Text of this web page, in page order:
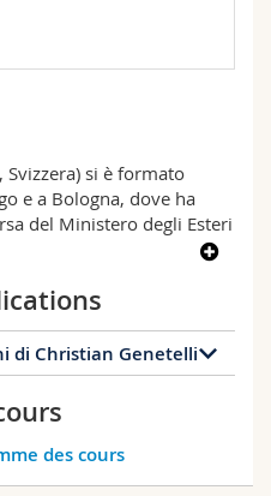
Svizzera) si è formato
e a Bologna, dove ha
del Ministero degli Esteri
Federale, ha svolto attività
è «commissario» di
di Bellinzona. I suoi
interpretazione e
storia della
epistolografia, ecc.) sono
alla contemporaneità,
per figure
di Christian Genetelli
2023
des cours